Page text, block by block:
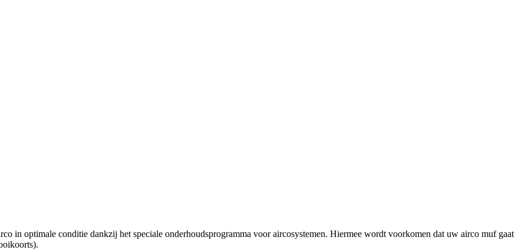
in optimale conditie dankzij het speciale onderhoudsprogramma voor aircosystemen. Hiermee wordt voorkomen dat uw airco muf gaat